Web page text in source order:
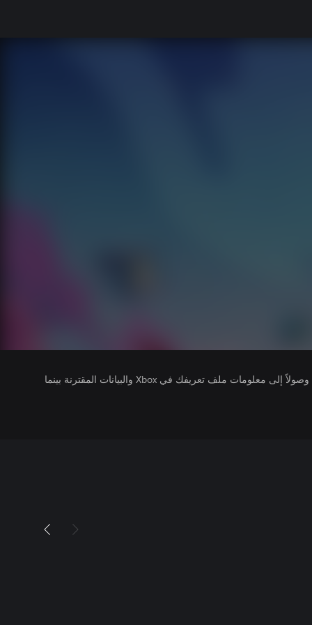
يتلقى ناشرو الألعاب التي تقوم بتشغيلها وصولاً إلى معلومات ملف تعريفك في Xbox والبيانات المقترنة بينما